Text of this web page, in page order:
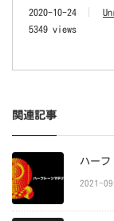
2020-10-24
5349 views
関連記事
ハーフ
2021-